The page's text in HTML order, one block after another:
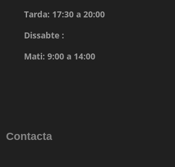
Tarda: 17:30 a 20:00
Dissabte :
Mati: 9:00 a 14:00
Contacta